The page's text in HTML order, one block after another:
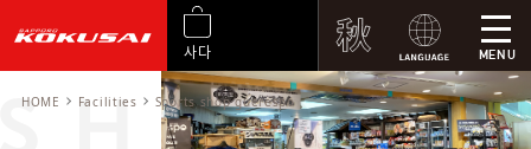
사다 MENU
HOME Facilities Sports shop guerespo